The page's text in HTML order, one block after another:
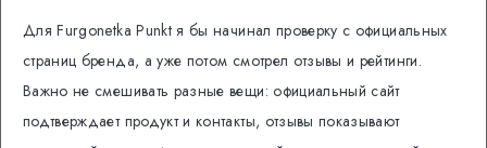
Для Furgonetka Punkt я бы начинал проверку с официальных
страниц бренда, а уже потом смотрел отзывы и рейтинги.
Важно не смешивать разные вещи: официальный сайт
подтверждает продукт и контакты, отзывы показывают